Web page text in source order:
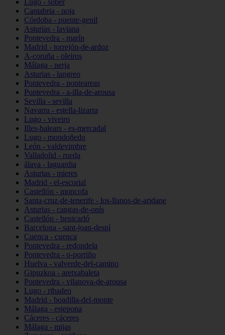
Lugo - sober
Cantabria - noja
Córdoba - puente-genil
Asturias - laviana
Pontevedra - marín
Madrid - torrejón-de-ardoz
A-coruña - oleiros
Málaga - nerja
Asturias - langreo
Pontevedra - ponteareas
Pontevedra - a-illa-de-arousa
Sevilla - sevilla
Navarra - estella-lizarra
Lugo - viveiro
Illes-balears - es-mercadal
Lugo - mondoñedo
León - valdevimbre
Valladolid - rueda
álava - laguardia
Asturias - mieres
Madrid - el-escorial
Castellón - moncofa
Santa-cruz-de-tenerife - los-llanos-de-aridane
Asturias - cangas-de-onís
Castellón - benicarló
Barcelona - sant-joan-despí
Cuenca - cuenca
Pontevedra - redondela
Pontevedra - o-porriño
Huelva - valverde-del-camino
Gipuzkoa - aretxabaleta
Pontevedra - vilanova-de-arousa
Lugo - ribadeo
Madrid - boadilla-del-monte
Málaga - estepona
Cáceres - cáceres
Málaga - mijas